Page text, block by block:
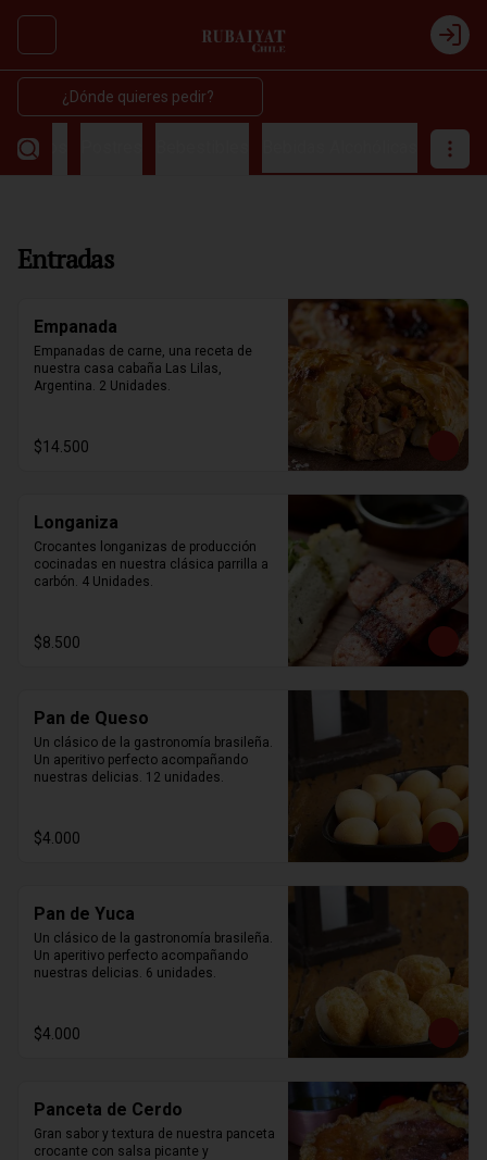
Abrir menu de navegación Login
¿Dónde quieres pedir?
Entradas
Empanada
Empanadas de carne, una receta de
nuestra casa cabaña Las Lilas,
Argentina. 2 Unidades.
$14.500
Longaniza
Crocantes longanizas de producción
cocinadas en nuestra clásica parrilla a
carbón. 4 Unidades.
$8.500
Pan de Queso
Un clásico de la gastronomía brasileña.
Un aperitivo perfecto acompañando
nuestras delicias. 12 unidades.
$4.000
Pan de Yuca
Un clásico de la gastronomía brasileña.
Un aperitivo perfecto acompañando
nuestras delicias. 6 unidades.
$4.000
Panceta de Cerdo
Gran sabor y textura de nuestra panceta
crocante con salsa picante y